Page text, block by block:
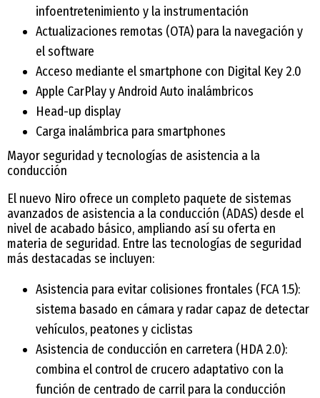
infoentretenimiento y la instrumentación
Actualizaciones remotas (OTA) para la navegación y
el software
Acceso mediante el smartphone con Digital Key 2.0
Apple CarPlay y Android Auto inalámbricos
Head-up display
Carga inalámbrica para smartphones
Mayor seguridad y tecnologías de asistencia a la
conducción
El nuevo Niro ofrece un completo paquete de sistemas
avanzados de asistencia a la conducción (ADAS) desde el
nivel de acabado básico, ampliando así su oferta en
materia de seguridad. Entre las tecnologías de seguridad
más destacadas se incluyen:
Asistencia para evitar colisiones frontales (FCA 1.5):
sistema basado en cámara y radar capaz de detectar
vehículos, peatones y ciclistas
Asistencia de conducción en carretera (HDA 2.0):
combina el control de crucero adaptativo con la
función de centrado de carril para la conducción